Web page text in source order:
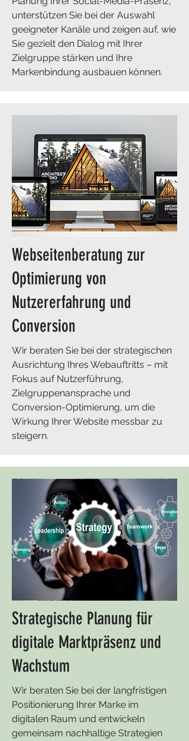
unterstützen Sie bei der Auswahl
geeigneter Kanäle und zeigen auf, wie
Sie gezielt den Dialog mit Ihrer
Zielgruppe stärken und Ihre
Markenbindung ausbauen können.
​Webseitenberatung zur
Optimierung von
Nutzererfahrung und
Conversion
Wir beraten Sie bei der strategischen
Ausrichtung Ihres Webauftritts – mit
Fokus auf Nutzerführung,
Zielgruppenansprache und
Conversion-Optimierung, um die
Wirkung Ihrer Website messbar zu
steigern.
Strategische Planung für
digitale Marktpräsenz und
Wachstum
Wir beraten Sie bei der langfristigen
Positionierung Ihrer Marke im
digitalen Raum und entwickeln
gemeinsam nachhaltige Strategien